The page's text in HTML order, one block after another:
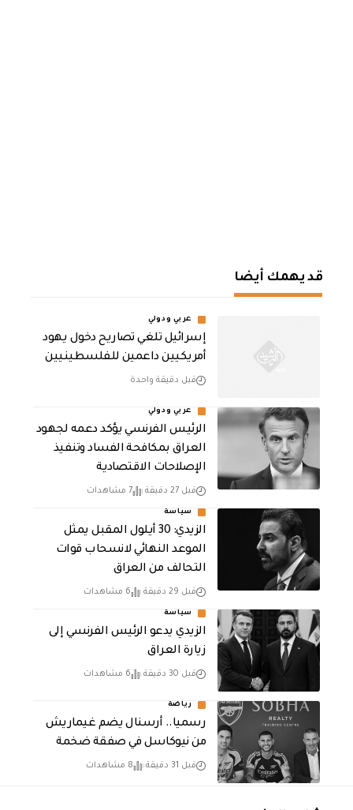
قد يهمك أيضا
عربي ودولي
إسرائيل تلغي تصاريح دخول يهود
أمريكيين داعمين للفلسطينيين
قبل دقيقة واحدة
عربي ودولي
الرئيس الفرنسي يؤكد دعمه لجهود
العراق بمكافحة الفساد وتنفيذ
الإصلاحات الاقتصادية
قبل 27 دقيقة 7 مشاهدات
سياسة
الزيدي: 30 أيلول المقبل يمثل
الموعد النهائي لانسحاب قوات
التحالف من العراق
قبل 29 دقيقة 6 مشاهدات
سياسة
الزيدي يدعو الرئيس الفرنسي إلى
زيارة العراق
قبل 30 دقيقة 6 مشاهدات
رياضة
رسميا.. أرسنال يضم غيماريش
من نيوكاسل في صفقة ضخمة
قبل 31 دقيقة 8 مشاهدات